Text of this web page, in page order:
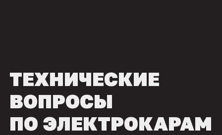
ТЕХНИЧЕСКИЕ
ВОПРОСЫ
ПО ЭЛЕКТРОКАРАМ